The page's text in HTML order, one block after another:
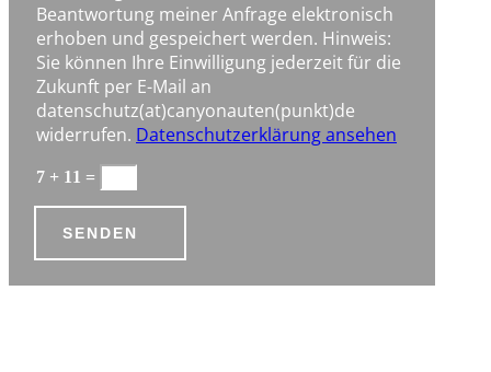
Beantwortung meiner Anfrage elektronisch
erhoben und gespeichert werden. Hinweis:
Sie können Ihre Einwilligung jederzeit für die
Zukunft per E-Mail an
datenschutz(at)canyonauten(punkt)de
widerrufen. Datenschutzerklärung ansehen
7 + 11 =
SENDEN